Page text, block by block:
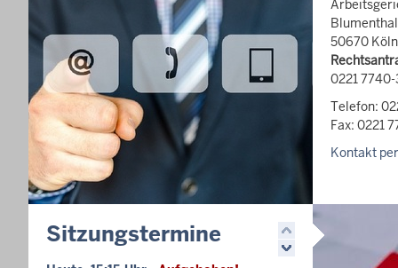
50670 Köln
0221 7740-
Telefon:
Fax: 0221
Kontakt
Sitzungstermine